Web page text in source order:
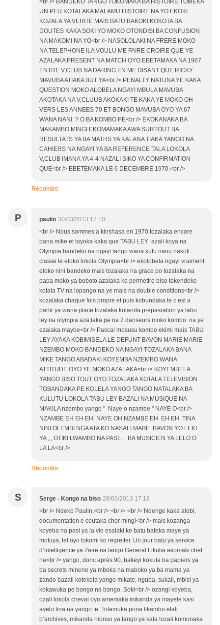
<br /> BANDEKO TANGO TOKOMAKA BA HISTOIRE TOMEKA
UN PEU KOTALAKA MALAMU HISTOIRE NA YO EKOKI
KOZALA YA VERITE MAIS BATU BAKOKI KOKOTA BA
DOUTES KAKA SOKI YO MOKO OTONDISI BA CONFUSION
NA MAKOMI NA YO<br /> NASOLOLAKI NA FRERE MOKO
NA TELEPHONE ILA VOULU ME FAIRE CROIRE QUE YE
AZALAKA PRESENT NA MATCH OYO EBETAMAKA NA 1967
ENTRE V,CLUB NA DARING EN ME DISANT QUE RICKY
MAVUBA ATIAKA BUT YA<br /> PENALTY NATUNA YE KAKA
QUESTION MOKO ALOBELA NGAYI MBULA MAVUBA
AKOTAKA NA V,CLUUB AKOKAKI TE KAKA YE MOKO OH
VERS LES ANNEES 70 ET BONGO MAVUBA OYO YA 67
WANA NANI ? O BA KOMBO PE<br /> EKOKANAKA BA
MAKAMBO MINGI EKOMAMAKA AWA SURTOUT BA
RESULTATS YA BA MATHS YA KALANA TIAKA YANGO NA
CAHIERS NA NGAYI YA BA REFERENCE TALA LOKOLA
V,CLUB IMANA YA 4-4 NAZALI SIKO YA CONFIRMATION
QUE<br /> EBETEMAKA LE 6 DECEMBRE 1970.<br />
Répondre
P paulin 30/03/2013 17:10
<br /> Nous sommes a kinshasa en 1970.tozalaka encore
bana mike et toyoka kaka que TABU LEY azali koya na
Olympia bandeko na ngayi tango wana kutu nanu nakoti
classe te eloko lokola Olympia<br /> ekolobela ngayi vraiment
eloko nini bandeko mais tozalaka na grace po tozalaka na
papa moko ya boboto azalaka ko permettre biso tokendeke
kotala TV na lopango na ye mais na double conditions<br />
kozalaka chaque fois propre et puis kobundaka te c est a
partir ya wana place tozalaka kolanda prepasration ya tabu
ley na olympia aza;laka pe na 2 danseurs moko kombo na ye
ezalaka maybe<br /> Pascal mosusu kombo ekimi mais TABU
LEY AYAKA KOBIMISELA LE DEFUNT BAVON MARIE MARIE
NZEMBO MOKO BANDEKO NA NGAYI TOZALAKA BANA
MIKE TANGO ABADAKI KOYEMBA NZEMBO WANA
ATTITUDE OYO YE MOKO AZALAKA<br /> KOYEMBELA
YANGO BISO TOUT OYO TOZALAKA KOTALA TELEVISION
TOBANDAKA PE KOLELA YANGO TANGO NATALAKA BA
KULUTU LOKOLA TABU LEY BAZALI NA MUSIQUE NA
MAKILA nzembo yango " Naye o nzambe " NAYE O<br />
NZAMBE EH EH EH NAYE OH NZAMBE EH EH EH TINA
NINI OLEMBI NGA ATA KO NASALI MABE BAVON YO LEKI
YA ,,, OTIKI LWAMBO NA PASI.... BA MUSICIEN YA LELO O
LA LA<br />
Répondre
S Serge - Kongo na biso 28/03/2013 17:18
<br /> Ndeko Paulin,<br /> <br /> <br /> Ndenge kaka alobi,
documentation e coutaka cher mingi<br /> mais kozanga
koyeba na pasi ya la vie esalaki ke batu bateka maye ya
motuya, lel’oyo tokomi ko regretter. Un jour batu ya service
d’intelligence ya Zaire na tango General Likulia akomaki chef
na<br /> yango, donc après 90, bakeyi kokuta ba papiers ya
ba secrets minene ya mboka na maboko ya ba mama ya
zando bazali kotekela yango mikate, nguba, sukali, mbisi ya
kokawuka pe bongo na bongo. Soki<br /> ozangi koyeba,
ozali lokola cheval oyo amemaka mikanda ya mayele kasi
ayebi tina na yango te. Tolamuka pona likambo etali
b’archives, mikanda nionso ya tango ya kala tozali komonaka